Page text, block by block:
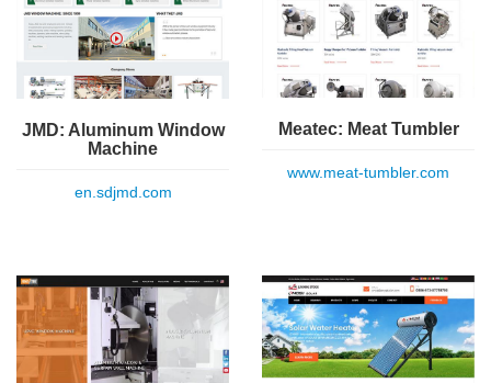
JMD: Aluminum Window
Machine
en.sdjmd.com
Meatec: Meat Tumbler
www.meat-tumbler.com